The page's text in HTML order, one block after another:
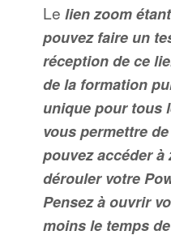
Lelien zoom
pouvez faire un
réception de ce
de la formation
unique pour tous
vous permettre
pouvez accéder
dérouler votre
Pensez à ouvrir
moins le temps